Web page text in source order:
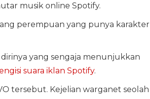
musik online Spotify.
perempuan yang punya karakter
yang sengaja menunjukkan
suara iklan Spotify.
tersebut. Kejelian warganet seolah